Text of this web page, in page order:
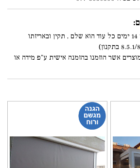
*ניתן להחזיר כל מוצר תוך 14 ימים כל עוד הוא שלם , תקין ובאריזתו
אשר הוזמנו בהזמנה אישית ע"פ מידה או